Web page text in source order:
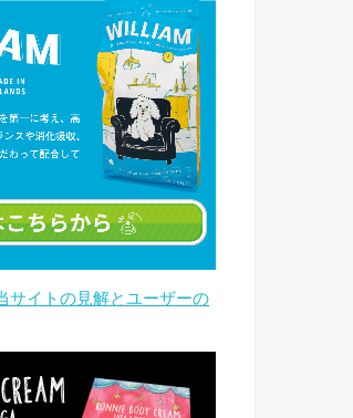
サイトの見解とユーザーの